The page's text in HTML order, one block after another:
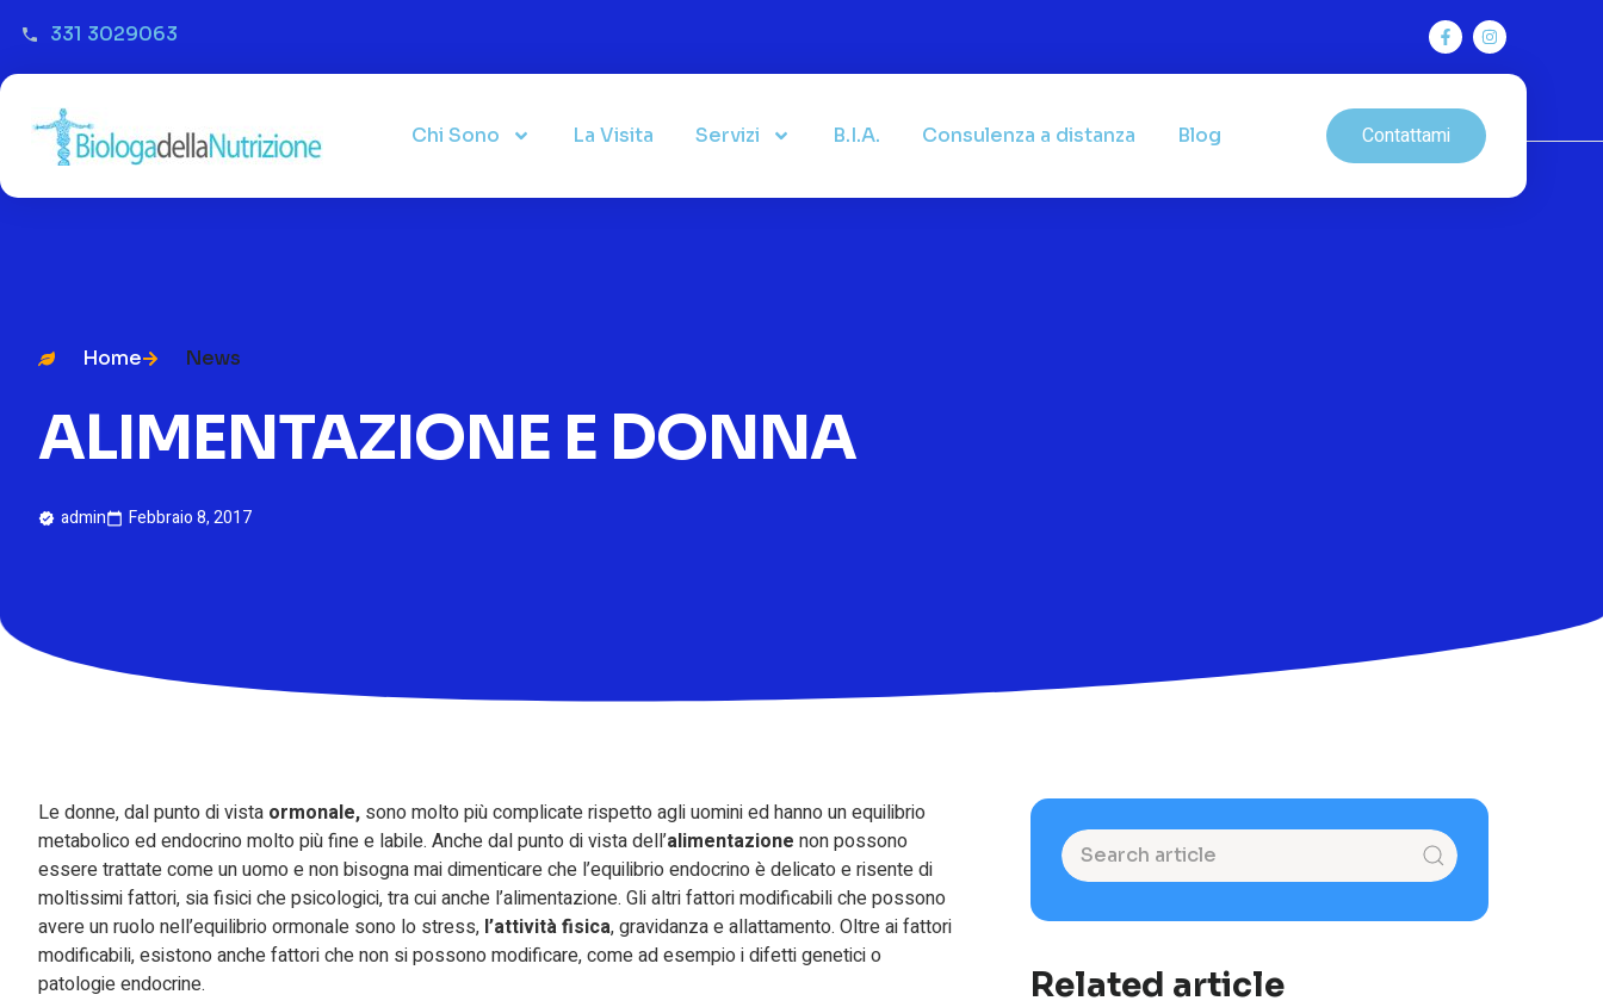
331 3029063
Chi Sono La Visita Servizi B.I.A. Consulenza a distanza Blog Contattami
Home News
ALIMENTAZIONE E DONNA
admin Febbraio 8, 2017
Le donne, dal punto di vista ormonale, sono molto più complicate rispetto agli uomini ed hanno un equilibrio
metabolico ed endocrino molto più fine e labile. Anche dal punto di vista dell’alimentazione non possono
essere trattate come un uomo e non bisogna mai dimenticare che l’equilibrio endocrino è delicato e risente di
moltissimi fattori, sia fisici che psicologici, tra cui anche l’alimentazione. Gli altri fattori modificabili che possono
avere un ruolo nell’equilibrio ormonale sono lo stress, l’attività fisica, gravidanza e allattamento. Oltre ai fattori
modificabili, esistono anche fattori che non si possono modificare, come ad esempio i difetti genetici o
patologie endocrine.
Related article